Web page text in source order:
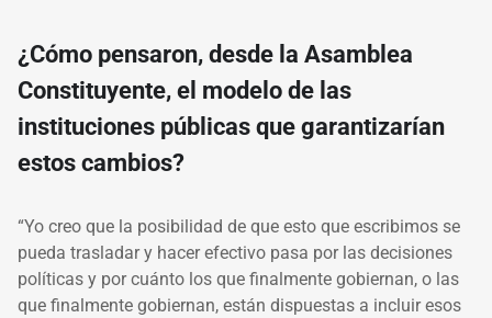
¿Cómo pensaron, desde la Asamblea
Constituyente, el modelo de las
instituciones públicas que garantizarían
estos cambios?
“Yo creo que la posibilidad de que esto que escribimos se
pueda trasladar y hacer efectivo pasa por las decisiones
políticas y por cuánto los que finalmente gobiernan, o las
que finalmente gobiernan, están dispuestas a incluir esos